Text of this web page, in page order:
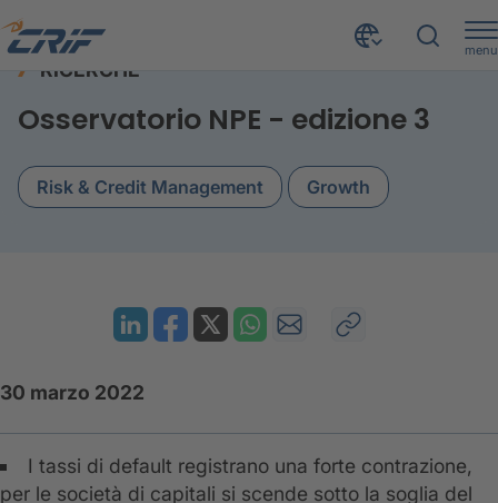
menu
Home Risorse
RICERCHE
Osservatorio NPE - edizione 3
Risk & Credit Management Growth
30 marzo 2022
I tassi di default registrano una forte contrazione,
per le società di capitali si scende sotto la soglia del